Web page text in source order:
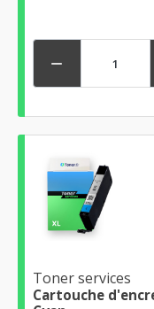

Toner services
Cartouche